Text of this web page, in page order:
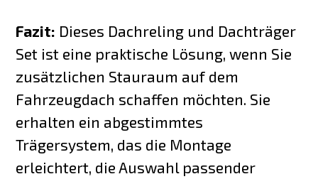
Fazit: Dieses Dachreling und Dachträger
Set ist eine praktische Lösung, wenn Sie
zusätzlichen Stauraum auf dem
Fahrzeugdach schaffen möchten. Sie
erhalten ein abgestimmtes
Trägersystem, das die Montage
erleichtert, die Auswahl passender